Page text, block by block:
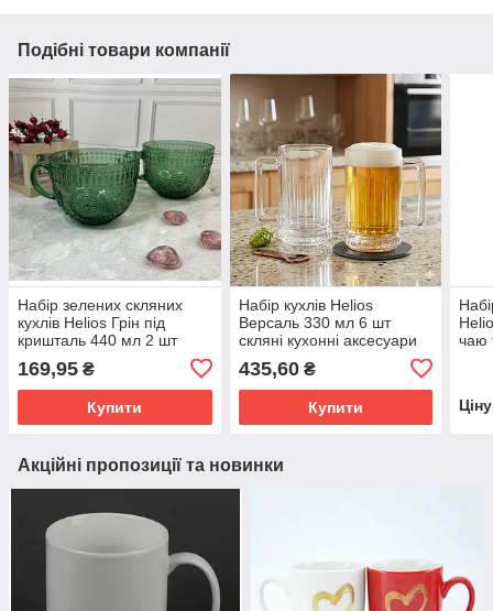
Подібні товари компанії
Набір зелених скляних
кухлів Helios Грін під
кришталь 440 мл 2 шт
169,95 ₴
Купити
Набір кухлів Helios
Версаль 330 мл 6 шт
скляні кухонні аксесуари
(DM233)
435,60₴
Купити
чаю
Акційні пропозиції та новинки